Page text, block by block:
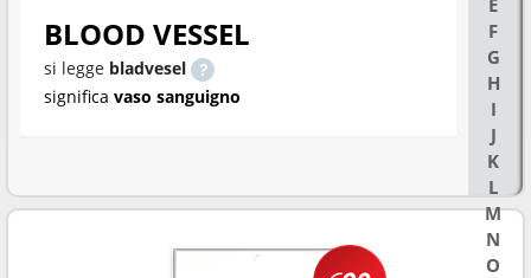
E
F
G
H
I
J
K
L
M
N
O
BLOOD VESSEL
si legge bladvesel
significa vaso sanguigno